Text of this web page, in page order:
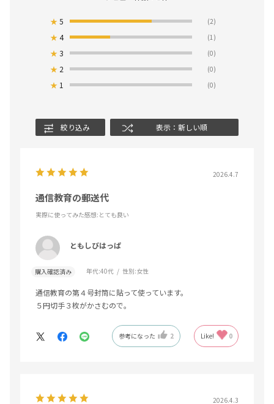
★5 (2)
★4 (1)
★3 (0)
★ 2 (0)
★ 1 (0)
絞り込み 表示：新しい順
2026.4.7
通信教育の郵送代
実際に使ってみた感想:とても良い
ともしびはっぱ
購入確認済み 年代:40代 性別:女性
通信教育の第４号封筒に貼って使っています。
５円切手３枚がかさむので。
参考になった 2 Like! 0
2026.4.3